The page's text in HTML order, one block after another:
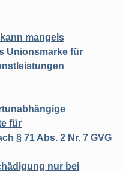
mangels
Unionsmarke für
für
§ 71 Abs. 2 Nr. 7 GVG
nur bei